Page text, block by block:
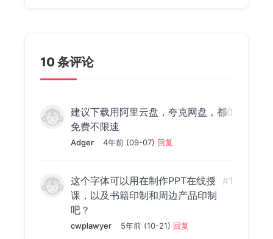
10 条评论
建议下载用阿里云盘，夸克网盘，都
免费不限速
Adger 4年前 (09-07) 回复
#0
这个字体可以用在制作PPT在线授
课，以及书籍印制和周边产品印制
吧？
cwplawyer 5年前 (10-21) 回复
#1